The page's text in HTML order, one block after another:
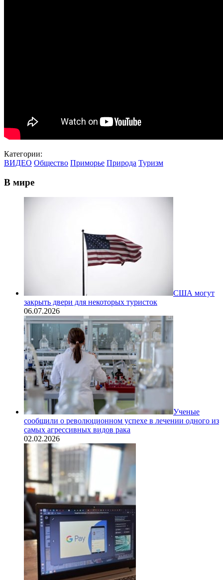
Категории:
ВИДЕО Общество Приморье Природа Туризм
В мире
США могут
закрыть двери для некоторых туристок
06.07.2026
Ученые
сообщили о революционном успехе в лечении одного из
самых агрессивных видов рака
02.02.2026